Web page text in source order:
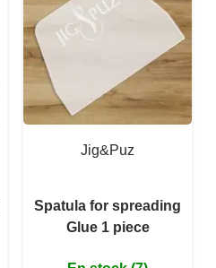
Jig&Puz
Spatula for spreading
Glue 1 piece